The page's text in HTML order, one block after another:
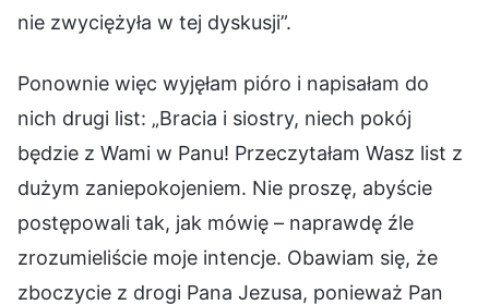
nie zwyciężyła w tej dyskusji”.
Ponownie więc wyjęłam pióro i napisałam do
nich drugi list: „Bracia i siostry, niech pokój
będzie z Wami w Panu! Przeczytałam Wasz list z
dużym zaniepokojeniem. Nie proszę, abyście
postępowali tak, jak mówię – naprawdę źle
zrozumieliście moje intencje. Obawiam się, że
zboczycie z drogi Pana Jezusa, ponieważ Pan